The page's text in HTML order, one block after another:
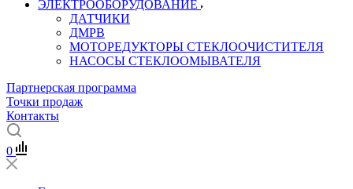
ЭЛЕКТРООБОРУДОВАНИЕ
ДАТЧИКИ
ДМРВ
МОТОРЕДУКТОРЫ СТЕКЛООЧИСТИТЕЛЯ
НАСОСЫ СТЕКЛООМЫВАТЕЛЯ
Партнерская программа
Точки продаж
Контакты
0